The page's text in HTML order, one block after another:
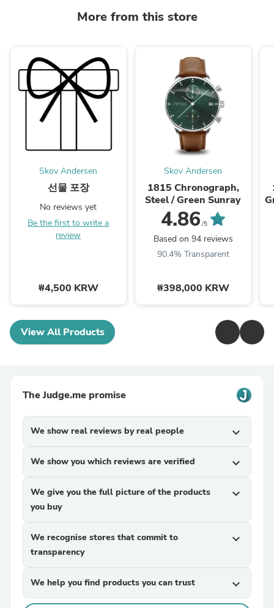
More from this store
Skov Andersen
선물 포장
No reviews yet
Be the first to write a
review
₩4,500 KRW
Skov Andersen
1815 Chronograph,
Steel / Green Sunray
4.86 /5
Based on 94 reviews
90.4% Transparent
₩398,000 KRW
View All Products
The Judge.me promise
We show real reviews by real people expand_more
We show you which reviews are verified expand_more
We give you the full picture of the products
you buy
expand_more
We recognise stores that commit to
transparency
expand_more
We help you find products you can trust expand_more